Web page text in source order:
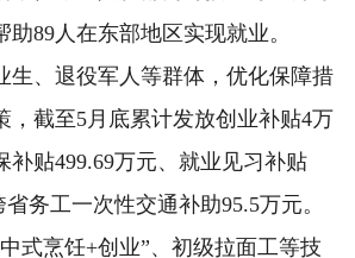
89人在东部地区实现就业。
、退役军人等群体，优化保障措
，截至5月底累计发放创业补贴4万
补贴499.69万元、就业见习补贴
务工一次性交通补助95.5万元。
式烹饪+创业”、初级拉面工等技